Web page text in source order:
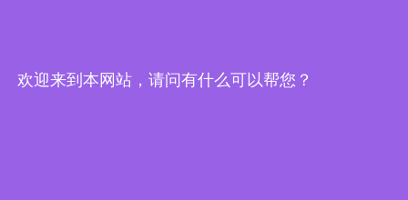
欢迎来到本网站，请问有什么可以帮您？